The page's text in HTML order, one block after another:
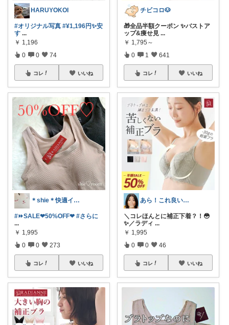
HARUYOKOI
#オリジナル写真 #¥1,196円✨安
す ...
￥ 1,196
0 0 74
コレ いいね
＊shie＊快適インテリア＆雑貨グッズ
#⏩SALE❤︎50%OFF❤︎ #さらに
...
￥ 1,995
0 0 273
コレ いいね
チビコロ🐶
🎁全品半額クーポン ✨バストア
ップ&痩せ見 ...
￥ 1,795～
0 1 641
コレ いいね
あら！これ良いわね～
＼コレほんとに補正下着？！😳
✨／ ​ラディ ...
￥ 1,995
0 0 46
コレ いいね